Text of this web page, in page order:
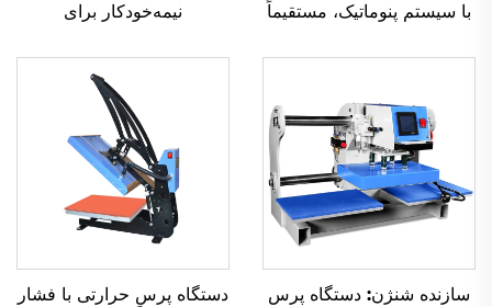
با سیستم پنوماتیک، مستقیماً
۴۰×۵۰ و ۴۰×۶۰ سانتی‌متر،
فنجان‌های سابلیمیشن
نیمه‌خودکار برای
چاپ برجسته سه‌بعدی روی
پارچه، صفحه فولادی برای
لوگوهای پارچه‌ای و چرمی
سازنده شنژن: دستگاه پرس
دستگاه پرس حرارتی با فشار